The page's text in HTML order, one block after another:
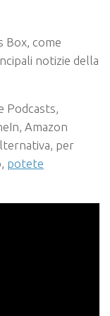
Box, come
notizie della
Podcasts,
Amazon
per
potete